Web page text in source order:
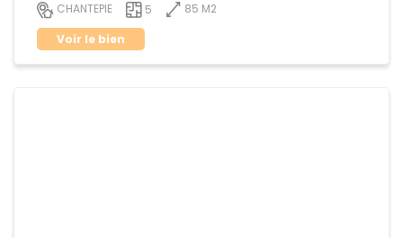
CHANTEPIE 5
85 M2
Voir le bien